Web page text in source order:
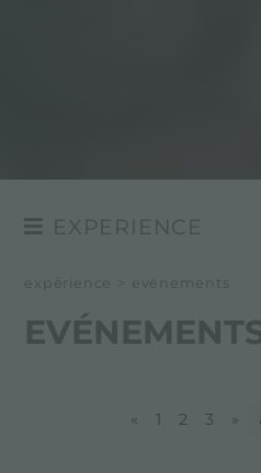
EXPERIENCE
EVÉNÉMENTS
expérience > evénements
« 1 2 3 »